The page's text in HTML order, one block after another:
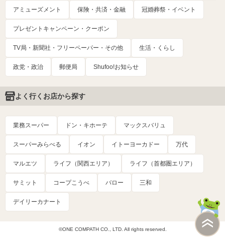
アミューズメント 保険・共済・金融 冠婚葬祭・イベント
プレゼントキャンペーン・クーポン
TV局・新聞社・フリーペーパー・その他 生活・くらし
政党・政治 郵便局 Shufoo!お知らせ
よく行くお店から探す
業務スーパー ドン・キホーテ マックスバリュ
スーパーみらべる イオン イトーヨーカドー 万代
マルエツ ライフ（関西エリア） ライフ（首都圏エリア）
サミット コープこうべ バロー 三和
デイリーカナート
©ONE COMPATH CO., LTD. All rights reserved.